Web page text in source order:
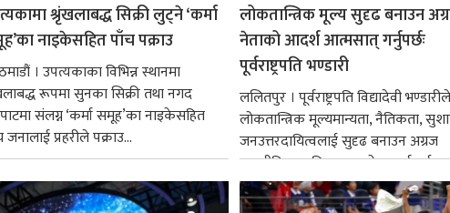
श्रृंखलाबद्ध सिक्री लुट्ने ‘कर्मा
नाइकेसहित पाँच पक्राउ
। उपत्यकाका विभिन्न स्थानमा
रूपमा सुनका सिक्री तथा नगद
संलग्न ‘कर्मा समूह’का नाइकेसहित
जनालाई प्रहरीले पक्राउ...
लोकतान्त्रिक मूल्य सुदृढ बनाउन
नेताको आदर्श आत्मसात् गर्नुपर्छः
पूर्वराष्ट्रपति भण्डारी
ललितपुर । पूर्वराष्ट्रपति विद्यादेवी भण्डारीले
लोकतान्त्रिक मूल्यमान्यता, नैतिकता,
जनउत्तरदायित्वलाई सुदृढ बनाउन अग्रज
राजनीतिक व्यक्तित्वहरूको आदर्शलाई
गर्न आवश्यक...